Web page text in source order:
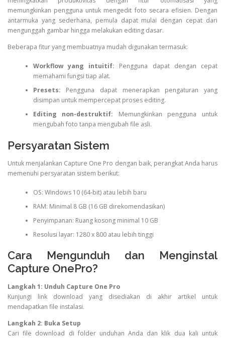
memungkinkan pengguna untuk mengedit foto secara efisien. Dengan
antarmuka yang sederhana, pemula dapat mulai dengan cepat dari
mengunggah gambar hingga melakukan editing dasar.
Beberapa fitur yang membuatnya mudah digunakan termasuk:
Workflow yang intuitif: Pengguna dapat dengan cepat
memahami fungsi tiap alat.
Presets: Pengguna dapat menerapkan pengaturan yang
disimpan untuk mempercepat proses editing.
Editing non-destruktif: Memungkinkan pengguna untuk
mengubah foto tanpa mengubah file asli.
Persyaratan Sistem
Untuk menjalankan Capture One Pro dengan baik, perangkat Anda harus
memenuhi persyaratan sistem berikut:
OS: Windows 10 (64-bit) atau lebih baru
RAM: Minimal 8 GB (16 GB direkomendasikan)
Penyimpanan: Ruang kosong minimal 10 GB
Resolusi layar: 1280 x 800 atau lebih tinggi
Cara Mengunduh dan Menginstal
Capture OnePro?
Langkah 1: Unduh Capture One Pro
Kunjungi link download yang disediakan di akhir artikel untuk
mendapatkan file instalasi.
Langkah 2: Buka Setup
Cari file download di folder unduhan Anda dan klik dua kali untuk